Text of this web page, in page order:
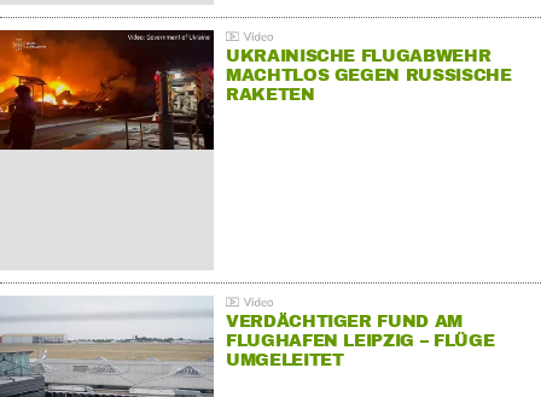
UKRAINISCHE FLUGABWEHR
MACHTLOS GEGEN RUSSISCHE
RAKETEN
VERDÄCHTIGER FUND AM
FLUGHAFEN LEIPZIG – FLÜGE
UMGELEITET